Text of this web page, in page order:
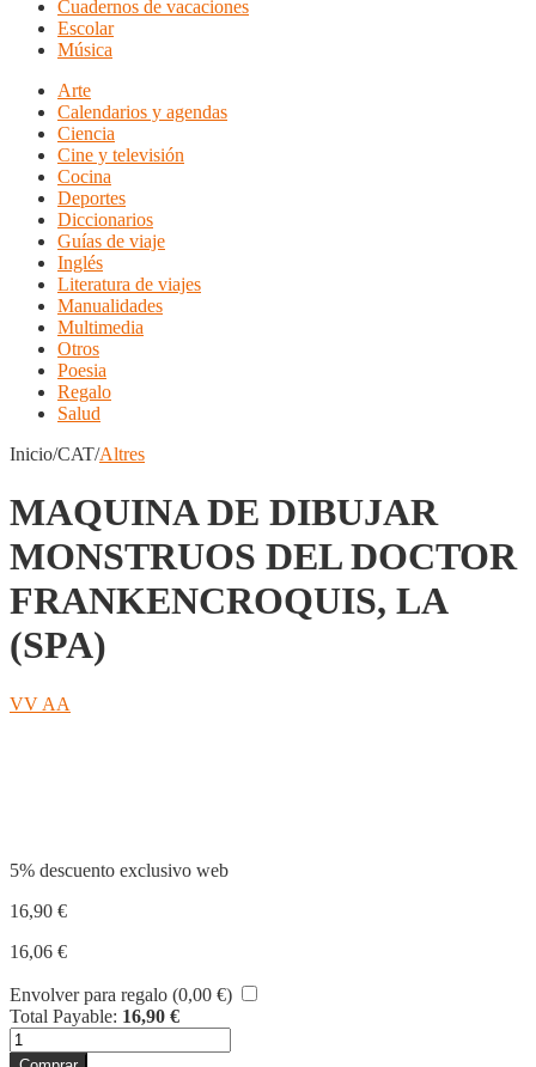
Cuadernos de vacaciones
Escolar
Música
Arte
Calendarios y agendas
Ciencia
Cine y televisión
Cocina
Deportes
Diccionarios
Guías de viaje
Inglés
Literatura de viajes
Manualidades
Multimedia
Otros
Poesia
Regalo
Salud
Inicio/CAT/Altres
MAQUINA DE DIBUJAR
MONSTRUOS DEL DOCTOR
FRANKENCROQUIS, LA
(SPA)
VV AA
5% descuento exclusivo web
16,90 €
16,06 €
Envolver para regalo (0,00 €)
Total Payable: 16,90 €
MAQUINA
DE